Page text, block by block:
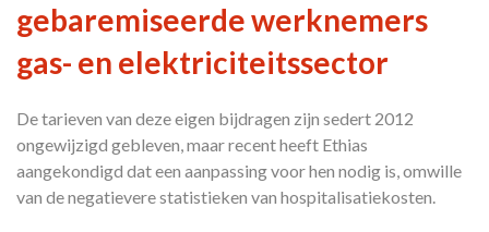
gebaremiseerde werknemers
gas- en elektriciteitssector
De tarieven van deze eigen bijdragen zijn sedert 2012
ongewijzigd gebleven, maar recent heeft Ethias
aangekondigd dat een aanpassing voor hen nodig is, omwille
van de negatievere statistieken van hospitalisatiekosten.